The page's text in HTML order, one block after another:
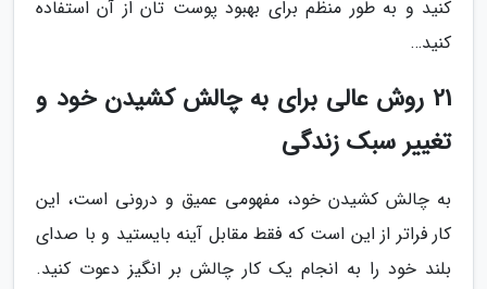
کنید و به طور منظم برای بهبود پوست تان از آن استفاده
کنید…
21 روش عالی برای به چالش کشیدن خود و
تغییر سبک زندگی
به چالش کشیدن خود، مفهومی عمیق و درونی است، این
کار فراتر از این است که فقط مقابل آینه بایستید و با صدای
بلند خود را به انجام یک کار چالش بر انگیز دعوت کنید.